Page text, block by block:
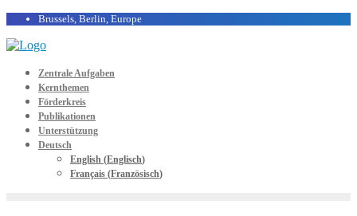
Brussels, Berlin, Europe
Zentrale Aufgaben
Kernthemen
Förderkreis
Publikationen
Unterstützung
Deutsch
English (Englisch)
Français (Französisch)